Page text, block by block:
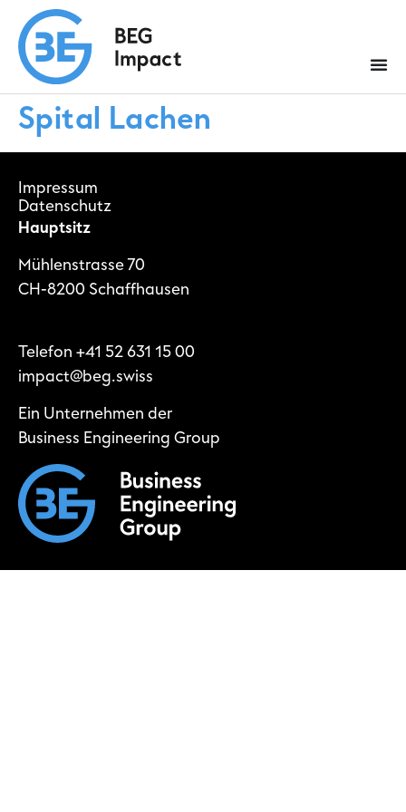
Spital Lachen
Impressum
Datenschutz
Hauptsitz
Mühlenstrasse 70
CH-8200 Schaffhausen
Telefon +41 52 631 15 00
impact@beg.swiss
Ein Unternehmen der
Business Engineering Group